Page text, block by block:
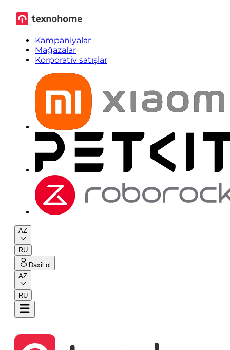
Kampaniyalar
Mağazalar
Korporativ satışlar
AZ
RU
Daxil ol
AZ
RU